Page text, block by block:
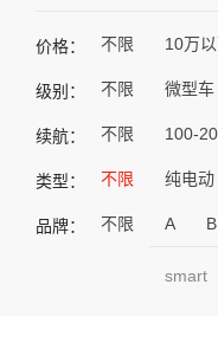
价格： 不限 10万
级别： 不限 微型车
续航： 不限 100-
类型： 不限 纯电动
品牌： 不限 A B
smart